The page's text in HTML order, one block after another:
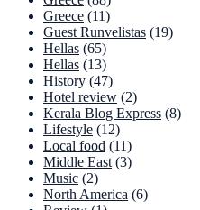
Greece (11)
Guest Runvelistas (19)
Hellas (65)
Hellas (13)
History (47)
Hotel review (2)
Kerala Blog Express (8)
Lifestyle (12)
Local food (11)
Middle East (3)
Music (2)
North America (6)